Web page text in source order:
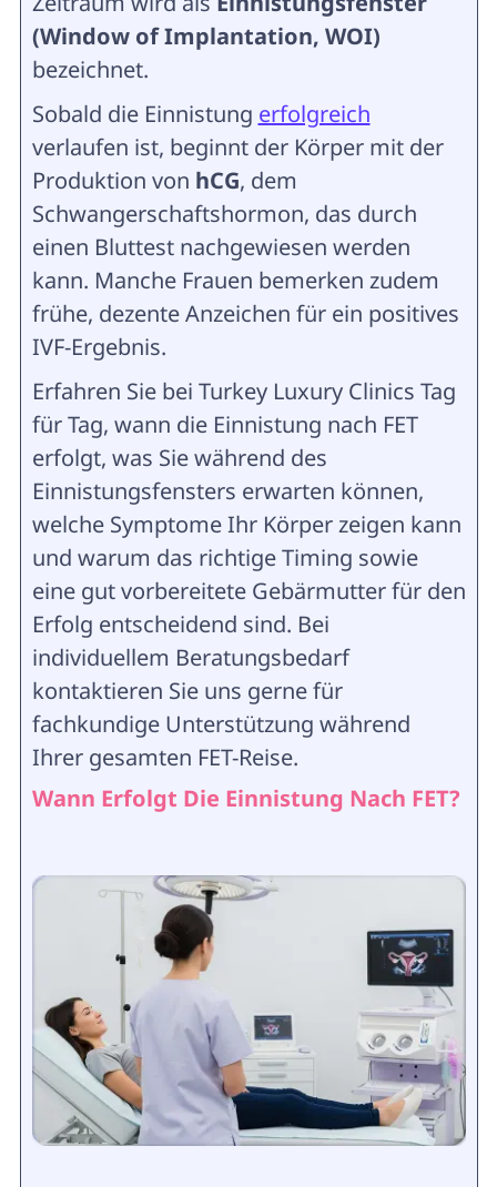
(Window of Implantation, WOI)
bezeichnet.
Sobald die Einnistung erfolgreich
verlaufen ist, beginnt der Körper mit der
Produktion von hCG, dem
Schwangerschaftshormon, das durch
einen Bluttest nachgewiesen werden
kann. Manche Frauen bemerken zudem
frühe, dezente Anzeichen für ein positives
IVF-Ergebnis.
Erfahren Sie bei Turkey Luxury Clinics Tag
für Tag, wann die Einnistung nach FET
erfolgt, was Sie während des
Einnistungsfensters erwarten können,
welche Symptome Ihr Körper zeigen kann
und warum das richtige Timing sowie
eine gut vorbereitete Gebärmutter für den
Erfolg entscheidend sind. Bei
individuellem Beratungsbedarf
kontaktieren Sie uns gerne für
fachkundige Unterstützung während
Ihrer gesamten FET-Reise.
Wann Erfolgt Die Einnistung Nach FET?